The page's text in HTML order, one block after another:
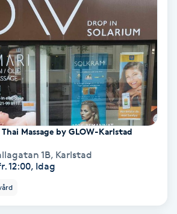
djuprengörande
Massage by GLOW-Karlstad
1B, Karlstad
12:00, Idag